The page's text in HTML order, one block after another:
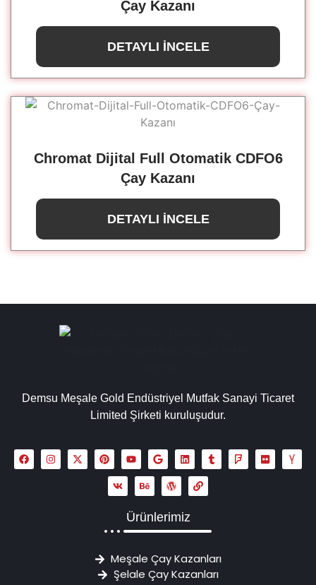
Çay Kazanı
DETAYLI İNCELE
Chromat Dijital Full Otomatik CDFO6
Çay Kazanı
DETAYLI İNCELE
Demsu Meşale Gold Endüstriyel Mutfak Sanayi Ticaret
Limited Şirketi kuruluşudur.
Ürünlerimiz
Meşale Çay Kazanları
Şelale Çay Kazanları